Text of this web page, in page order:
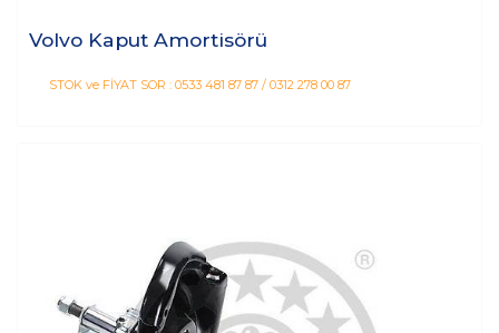
Volvo Kaput Amortisörü
STOK ve FİYAT SOR : 0533 481 87 87 / 0312 278 00 87